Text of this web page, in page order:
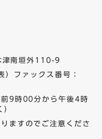
南垣外110-9
）ファックス番号：
9時00分から午後4時
ますのでご注意くださ